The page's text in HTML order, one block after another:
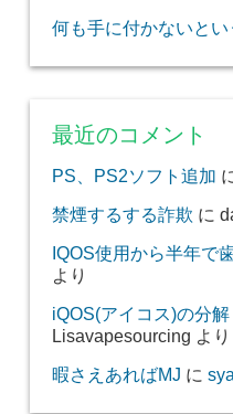
何も手に付かないと
最近のコメント
PS、PS2ソフト追加
禁煙するする詐欺 に
IQOS使用から半年で
より
iQOS(アイコス)の分
Lisavapesourcing より
暇さえあればMJ に